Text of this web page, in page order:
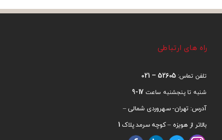
راه های ارتباطی
تلفن تماس: 52605 – 021
شنبه تا پنجشنبه ساعت 17-9
آدرس: تهران- سهروردی شمالی –
بالاتر از هویزه – کوچه سرمد پلاک 1